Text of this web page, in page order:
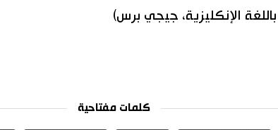
الإنكليزية، جيجي برس)
كلمات مفتاحية